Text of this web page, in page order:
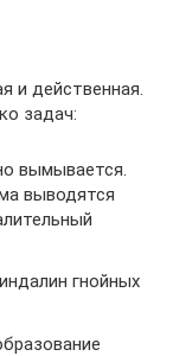
и действенная.
задач:
вымывается.
выводятся
гнойных